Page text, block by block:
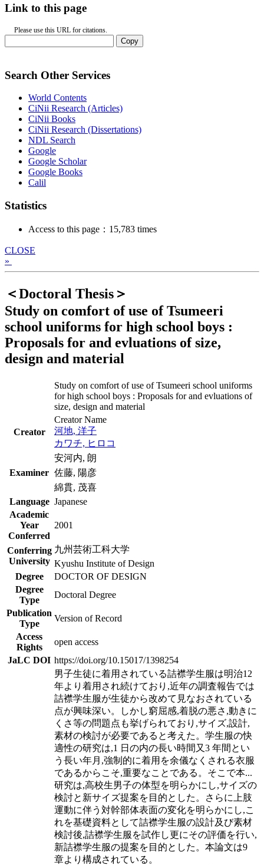
Link to this page
Please use this URL for citations.
Copy
Search Other Services
World Contents
CiNii Research (Articles)
CiNii Books
CiNii Research (Dissertations)
NDL Search
Google
Google Scholar
Google Books
Calil
Statistics
Access to this page：15,783 times
CLOSE
»
＜Doctoral Thesis＞
Study on comfort of use of Tsumeeri
school uniforms for high school boys :
Proposals for and evluations of size,
design and material
Study on comfort of use of Tsumeeri school uniforms
for high school boys : Proposals for and evluations of
size, design and material
Creator
Creator Name
河地, 洋子
カワチ, ヒロコ
Examiner
安河内, 朗
佐藤, 陽彦
綿貫, 茂喜
Language Japanese
Academic
Year
Conferred
2001
Conferring
University
九州芸術工科大学
Kyushu Institute of Design
Degree
DOCTOR OF DESIGN
Degree
Type
Doctoral Degree
Publication
Type
Version of Record
Access
Rights
open access
JaLC DOI https://doi.org/10.15017/1398254
男子生徒に着用されている詰襟学生服は明治12
年より着用され続けており,近年の調査報告では
詰襟学生服が生徒から改めて見なおされている
点が興味深い。しかし窮屈感,着脱の悪さ,動きに
くさ等の問題点も挙げられており,サイズ,設計,
素材の検討が必要であると考えた。学生服の快
適性の研究は,1 日の内の長い時間又3 年間とい
う長い年月,強制的に着用を余儀なくされる衣服
であるからこそ,重要なことである。そこで本...
研究は,高校生男子の体型を明らかにし,サイズの
検討と新サイズ提案を目的とした。さらに上肢
運動に伴う対幹部体表面の変化を明らかにし,こ
れを基礎資料として詰襟学生服の設計及び素材
検討後,詰襟学生服を試作し更にその評価を行い,
新詰襟学生服の提案を目的とした。本論文は9
章より構成されている。